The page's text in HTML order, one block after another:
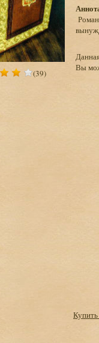
(39)
Вы
Купить